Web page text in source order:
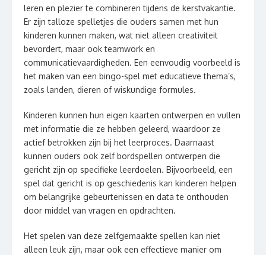
leren en plezier te combineren tijdens de kerstvakantie.
Er zijn talloze spelletjes die ouders samen met hun
kinderen kunnen maken, wat niet alleen creativiteit
bevordert, maar ook teamwork en
communicatievaardigheden. Een eenvoudig voorbeeld is
het maken van een bingo-spel met educatieve thema’s,
zoals landen, dieren of wiskundige formules.
Kinderen kunnen hun eigen kaarten ontwerpen en vullen
met informatie die ze hebben geleerd, waardoor ze
actief betrokken zijn bij het leerproces. Daarnaast
kunnen ouders ook zelf bordspellen ontwerpen die
gericht zijn op specifieke leerdoelen. Bijvoorbeeld, een
spel dat gericht is op geschiedenis kan kinderen helpen
om belangrijke gebeurtenissen en data te onthouden
door middel van vragen en opdrachten.
Het spelen van deze zelfgemaakte spellen kan niet
alleen leuk zijn, maar ook een effectieve manier om